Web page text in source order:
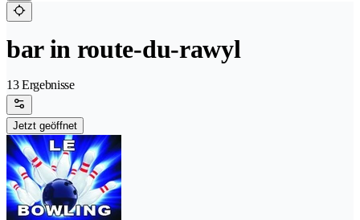
bar in route-du-rawyl
13 Ergebnisse
Jetzt geöffnet